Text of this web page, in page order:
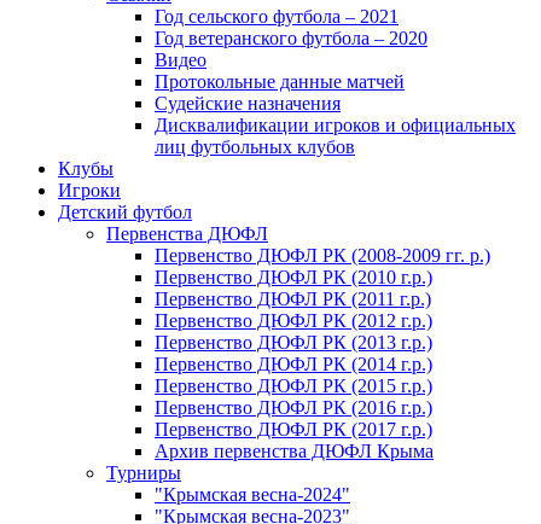
Год сельского футбола – 2021
Год ветеранского футбола – 2020
Видео
Протокольные данные матчей
Судейские назначения
Дисквалификации игроков и официальных
лиц футбольных клубов
Клубы
Игроки
Детский футбол
Первенства ДЮФЛ
Первенство ДЮФЛ РК (2008-2009 гг. р.)
Первенство ДЮФЛ РК (2010 г.р.)
Первенство ДЮФЛ РК (2011 г.р.)
Первенство ДЮФЛ РК (2012 г.р.)
Первенство ДЮФЛ РК (2013 г.р.)
Первенство ДЮФЛ РК (2014 г.р.)
Первенство ДЮФЛ РК (2015 г.р.)
Первенство ДЮФЛ РК (2016 г.р.)
Первенство ДЮФЛ РК (2017 г.р.)
Архив первенства ДЮФЛ Крыма
Турниры
"Крымская весна-2024"
"Крымская весна-2023"